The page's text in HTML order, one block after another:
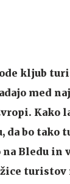
kljub
med
Kako
da bo tako
na Bledu in
turistov